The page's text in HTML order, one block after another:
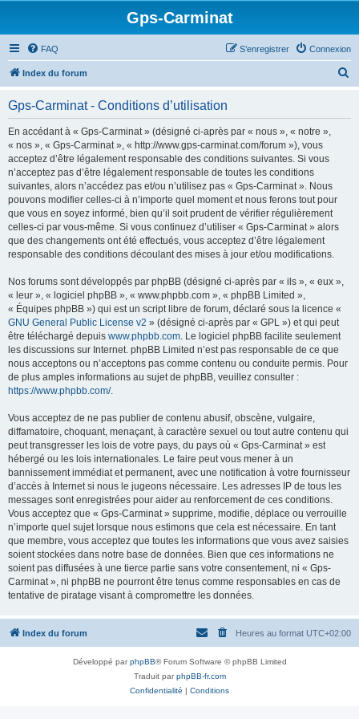
Gps-Carminat
FAQ Connexion
S’enregistrer
Index du forum
Gps-Carminat - Conditions d’utilisation
En accédant à « Gps-Carminat » (désigné ci-après par « nous », « notre »,
« nos », « Gps-Carminat », « http://www.gps-carminat.com/forum »), vous
acceptez d’être légalement responsable des conditions suivantes. Si vous
n’acceptez pas d’être légalement responsable de toutes les conditions
suivantes, alors n’accédez pas et/ou n’utilisez pas « Gps-Carminat ». Nous
pouvons modifier celles-ci à n’importe quel moment et nous ferons tout pour
que vous en soyez informé, bien qu’il soit prudent de vérifier régulièrement
celles-ci par vous-même. Si vous continuez d’utiliser « Gps-Carminat » alors
que des changements ont été effectués, vous acceptez d’être légalement
responsable des conditions découlant des mises à jour et/ou modifications.
Nos forums sont développés par phpBB (désigné ci-après par « ils », « eux »,
« leur », « logiciel phpBB », « www.phpbb.com », « phpBB Limited »,
« Équipes phpBB ») qui est un script libre de forum, déclaré sous la licence «
GNU General Public License v2 » (désigné ci-après par « GPL ») et qui peut
être téléchargé depuis www.phpbb.com. Le logiciel phpBB facilite seulement
les discussions sur Internet. phpBB Limited n’est pas responsable de ce que
nous acceptons ou n’acceptons pas comme contenu ou conduite permis. Pour
de plus amples informations au sujet de phpBB, veuillez consulter :
https://www.phpbb.com/.
Vous acceptez de ne pas publier de contenu abusif, obscène, vulgaire,
diffamatoire, choquant, menaçant, à caractère sexuel ou tout autre contenu qui
peut transgresser les lois de votre pays, du pays où « Gps-Carminat » est
hébergé ou les lois internationales. Le faire peut vous mener à un
bannissement immédiat et permanent, avec une notification à votre fournisseur
d’accès à Internet si nous le jugeons nécessaire. Les adresses IP de tous les
messages sont enregistrées pour aider au renforcement de ces conditions.
Vous acceptez que « Gps-Carminat » supprime, modifie, déplace ou verrouille
n’importe quel sujet lorsque nous estimons que cela est nécessaire. En tant
que membre, vous acceptez que toutes les informations que vous avez saisies
soient stockées dans notre base de données. Bien que ces informations ne
soient pas diffusées à une tierce partie sans votre consentement, ni « Gps-
Carminat », ni phpBB ne pourront être tenus comme responsables en cas de
tentative de piratage visant à compromettre les données.
Index du forum Heures au format UTC+02:00
Développé parphpBB® Forum Software © phpBB Limited
Traduit parphpBB-fr.com
Confidentialité | Conditions